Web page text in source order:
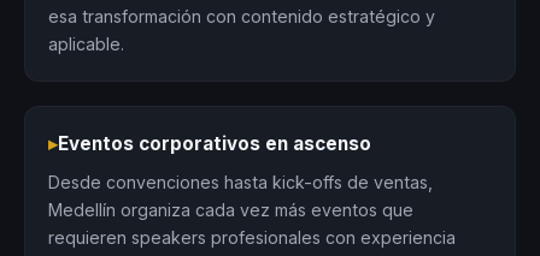
esa transformación con contenido estratégico y
aplicable.
▸Eventos corporativos en ascenso
Desde convenciones hasta kick-offs de ventas,
Medellín organiza cada vez más eventos que
requieren speakers profesionales con experiencia